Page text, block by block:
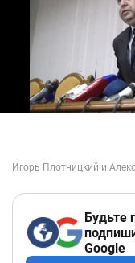
Будьте
Google